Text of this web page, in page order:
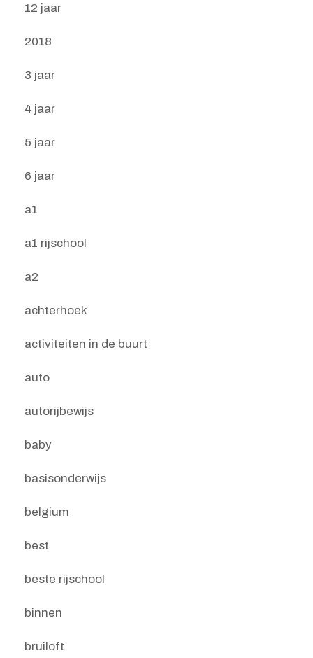
12 jaar
2018
3 jaar
4 jaar
5 jaar
6 jaar
a1
a1 rijschool
a2
achterhoek
activiteiten in de buurt
auto
autorijbewijs
baby
basisonderwijs
belgium
best
beste rijschool
binnen
bruiloft